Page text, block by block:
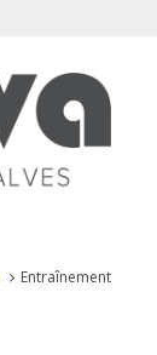
Entraînement